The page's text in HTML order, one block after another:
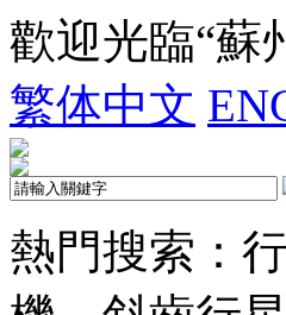
歡迎光臨“蘇
繁体中文
熱門搜索：